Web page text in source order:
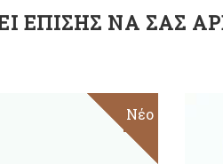
ΕΠΊΣΗΣ ΝΑ ΣΑΣ
Sale
Νέο